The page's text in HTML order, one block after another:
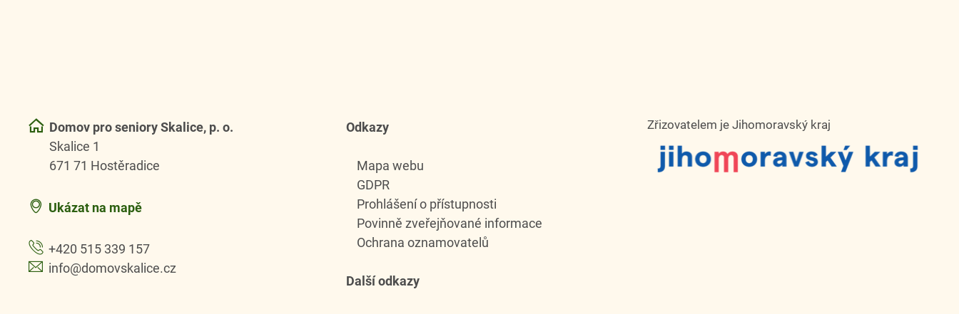
Domov pro seniory Skalice, p. o.
Skalice 1
671 71 Hostěradice
Ukázat na mapě
+420 515 339 157
info@domovskalice.cz
Odkazy
Mapa webu
GDPR
Prohlášení o přístupnosti
Povinně zveřejňované informace
Ochrana oznamovatelů
Další odkazy
Zřizovatelem je Jihomoravský kraj